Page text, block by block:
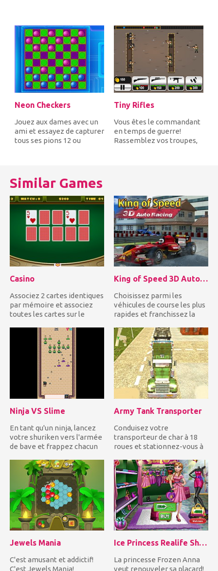
Neon Checkers
Jouez aux dames avec un
ami et essayez de capturer
tous ses pions 12 ou
Tiny Rifles
Vous êtes le commandant
en temps de guerre!
Rassemblez vos troupes,
Similar Games
Casino
Associez 2 cartes identiques
par mémoire et associez
toutes les cartes sur le
King of Speed 3D Auto Racing
Choisissez parmi les
véhicules de course les plus
rapides et franchissez la
Ninja VS Slime
En tant qu'un ninja, lancez
votre shuriken vers l'armée
de bave et frappez chacun
Army Tank Transporter
Conduisez votre
transporteur de char à 18
roues et stationnez-vous à
Jewels Mania
C'est amusant et addictif!
C'est Jewels Mania!
Ice Princess Realife Shopping
La princesse Frozen Anna
veut renouveler sa placard!